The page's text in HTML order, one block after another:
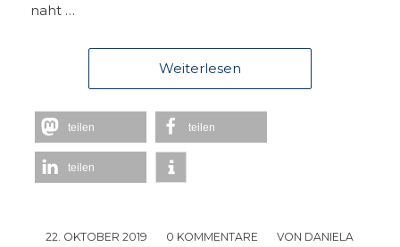
naht …
Weiterlesen
teilen teilen
teilen
22. OKTOBER 2019
/ 0 KOMMENTARE
/ VON DANIELA